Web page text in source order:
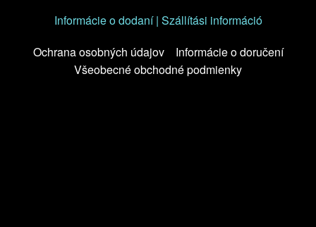
Informácie o dodaní | Szállítási információ
Ochrana osobných údajov
Informácie o doručení
Všeobecné obchodné podmienky